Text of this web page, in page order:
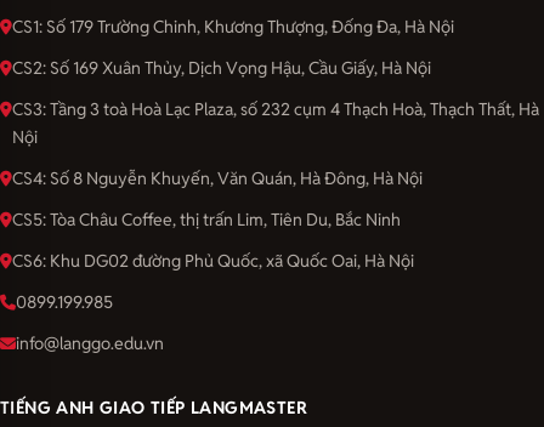
CS1: Số 179 Trường Chinh, Khương Thượng, Đống Đa, Hà Nội
CS2: Số 169 Xuân Thủy, Dịch Vọng Hậu, Cầu Giấy, Hà Nội
CS3: Tầng 3 toà Hoà Lạc Plaza, số 232 cụm 4 Thạch Hoà, Thạch Thất, Hà
Nội
CS4: Số 8 Nguyễn Khuyến, Văn Quán, Hà Đông, Hà Nội
CS5: Tòa Châu Coffee, thị trấn Lim, Tiên Du, Bắc Ninh
CS6: Khu DG02 đường Phủ Quốc, xã Quốc Oai, Hà Nội
0899.199.985
info@langgo.edu.vn
TIẾNG ANH GIAO TIẾP LANGMASTER